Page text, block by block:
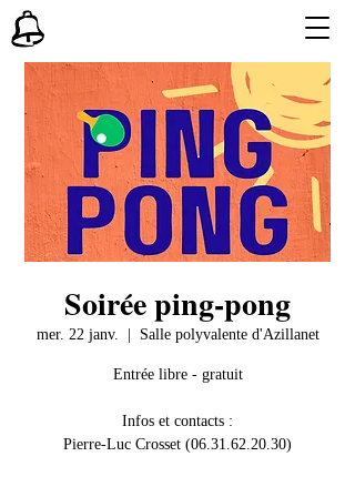
Soirée ping-pong
mer. 22 janv. Salle polyvalente d'Azillanet
Entrée libre - gratuit
Infos et contacts :
Pierre-Luc Crosset (06.31.62.20.30)